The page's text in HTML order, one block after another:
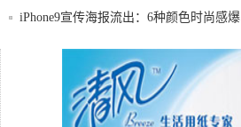
iPhone9宣传海报流出：6种颜色时尚感爆
有料｜苹果对高通设计的5G天线方案一票